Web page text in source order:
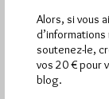
Alors, si vous
soutenez-le,
vos 20 € pour
blog.